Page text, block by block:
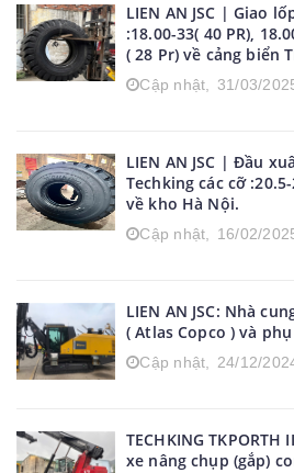
LIEN AN JSC | Giao
:18.00-33( 40 PR),
( 28 Pr) về cảng biển
Cập nhật, 31/03/
LIEN AN JSC | Đầu
Techking các cỡ
về kho Hà Nội.
Cập nhật, 16/02/
LIEN AN JSC: Nhà
( Atlas Copco ) và
Cập nhật, 24/12/
TECHKING
xe nâng chụp (gắp)